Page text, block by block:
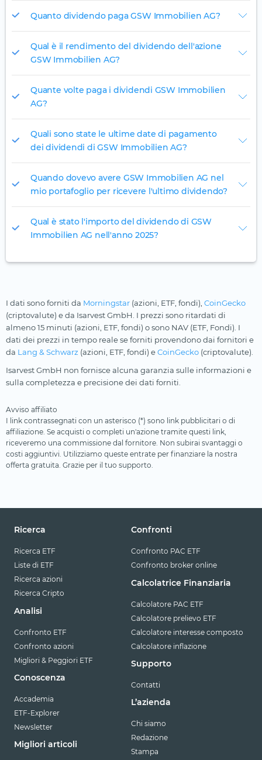
Quanto dividendo paga GSW Immobilien AG?
Qual è il rendimento del dividendo dell'azione
GSW Immobilien AG?
Quante volte paga i dividendi GSW Immobilien
AG?
Quali sono state le ultime date di pagamento
dei dividendi di GSW Immobilien AG?
Quando dovevo avere GSW Immobilien AG nel
mio portafoglio per ricevere l'ultimo dividendo?
Qual è stato l'importo del dividendo di GSW
Immobilien AG nell'anno 2025?
I dati sono forniti da Morningstar (azioni, ETF, fondi), CoinGecko
(criptovalute) e da Isarvest GmbH. I prezzi sono ritardati di
almeno 15 minuti (azioni, ETF, fondi) o sono NAV (ETF, Fondi). I
dati dei prezzi in tempo reale se forniti provendono dai fornitori e
da Lang & Schwarz (azioni, ETF, fondi) eCoinGecko (criptovalute).
Isarvest GmbH non fornisce alcuna garanzia sulle informazioni e
sulla completezza e precisione dei dati forniti.
Avviso affiliato
I link contrassegnati con un asterisco (*) sono link pubblicitari o di
affiliazione. Se acquisti o completi un'azione tramite questi link,
riceveremo una commissione dal fornitore. Non subirai svantaggi o
costi aggiuntivi. Utilizziamo queste entrate per finanziare la nostra
offerta gratuita. Grazie per il tuo supporto.
Ricerca
Ricerca ETF
Liste di ETF
Ricerca azioni
Ricerca Cripto
Analisi
Confronto ETF
Confronto azioni
Migliori & Peggiori ETF
Conoscenza
Accademia
ETF-Explorer
Newsletter
Migliori articoli
Confronti
Confronto PAC ETF
Confronto broker online
Calcolatrice Finanziaria
Calcolatore PAC ETF
Calcolatore prelievo ETF
Calcolatore interesse composto
Calcolatore inflazione
Supporto
Contatti
L’azienda
Chi siamo
Redazione
Stampa